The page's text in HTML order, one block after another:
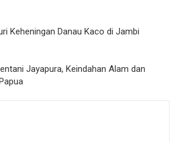
Keheningan Danau Kaco di Jambi
Jayapura, Keindahan Alam dan